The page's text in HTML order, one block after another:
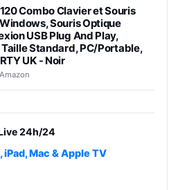
Combo Clavier et Souris
Souris Optique
USB Plug And Play,
Standard, PC/Portable,
UK - Noir
Amazon
direct 3 vitesses (33-45-78
ampli intégré et port USB
Galaxy S26 Ultra
24h/24
Mac & Apple TV